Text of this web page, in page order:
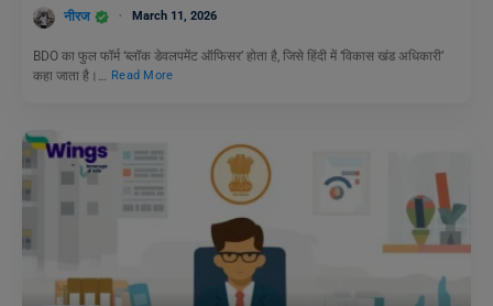
नीरज March 11, 2026
BDO का फुल फॉर्म ‘ब्लॉक डेवलपमेंट ऑफिसर’ होता है, जिसे हिंदी में ‘विकास खंड अधिकारी’
कहा जाता है।…
Read More